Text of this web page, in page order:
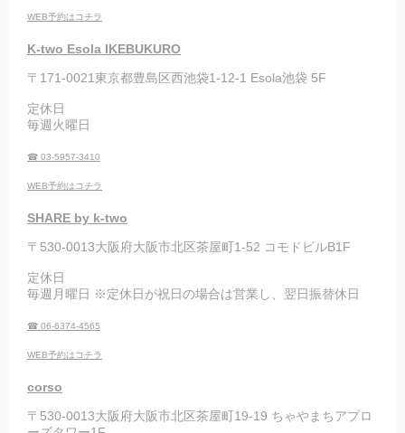
WEB予約はコチラ
K-two Esola IKEBUKURO
〒171-0021東京都豊島区西池袋1-12-1 Esola池袋 5F
定休日
毎週火曜日
☎ 03-5957-3410
WEB予約はコチラ
SHARE by k-two
〒530-0013大阪府大阪市北区茶屋町1-52 コモドビルB1F
定休日
毎週月曜日 ※定休日が祝日の場合は営業し、翌日振替休日
☎ 06-6374-4565
WEB予約はコチラ
corso
〒530-0013大阪府大阪市北区茶屋町19-19 ちゃやまちアプロ